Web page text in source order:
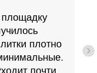
плотно
почти